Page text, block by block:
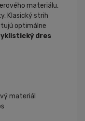
materiálu,
Klasický strih
optimálne
dres
materiál